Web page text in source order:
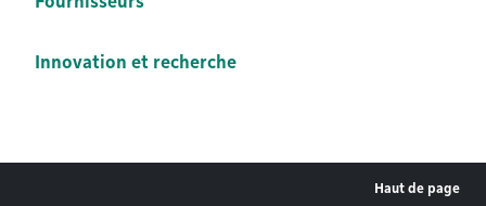
Innovation et recherche
Haut de page